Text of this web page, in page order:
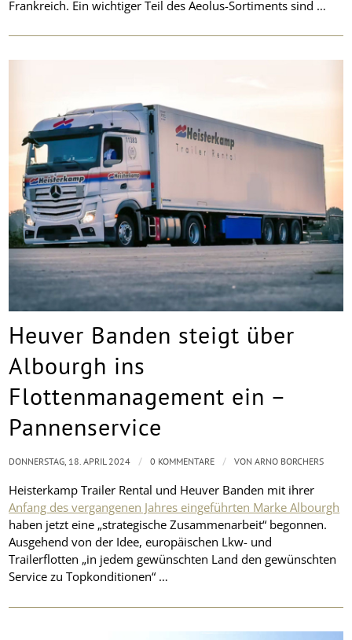
Frankreich. Ein wichtiger Teil des Aeolus-Sortiments sind …
Heuver Banden steigt über
Albourgh ins
Flottenmanagement ein –
Pannenservice
Heisterkamp Trailer Rental und Heuver Banden mit ihrer
Anfang des vergangenen Jahres eingeführten Marke Albourgh
haben jetzt eine „strategische Zusammenarbeit“ begonnen.
Ausgehend von der Idee, europäischen Lkw- und
Trailerflotten „in jedem gewünschten Land den gewünschten
Service zu Topkonditionen“ …
DONNERSTAG, 18. APRIL 2024 / 0 KOMMENTARE / VONARNO BORCHERS